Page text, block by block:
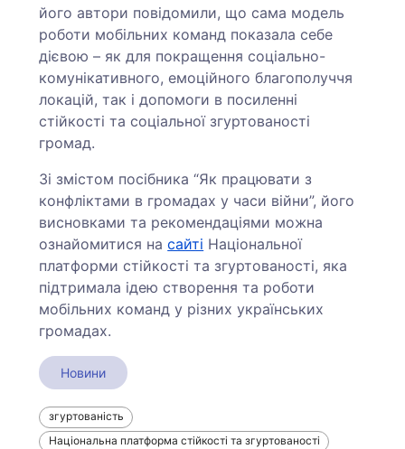
його автори повідомили, що сама модель
роботи мобільних команд показала себе
дієвою – як для покращення соціально-
комунікативного, емоційного благополуччя
локацій, так і допомоги в посиленні
стійкості та соціальної згуртованості
громад.
Зі змістом посібника “Як працювати з
конфліктами в громадах у часи війни”, його
висновками та рекомендаціями можна
ознайомитися насайті Національної
платформи стійкості та згуртованості, яка
підтримала ідею створення та роботи
мобільних команд у різних українських
громадах.
Новини
згуртованість
Національна платформа стійкості та згуртованості